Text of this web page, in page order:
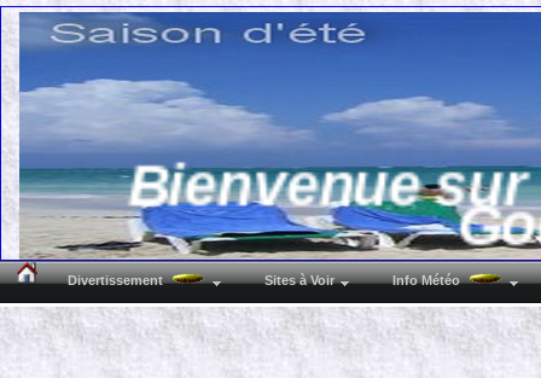
Bienvenue
( 7160
Divertissement Sites à Voir Info Météo